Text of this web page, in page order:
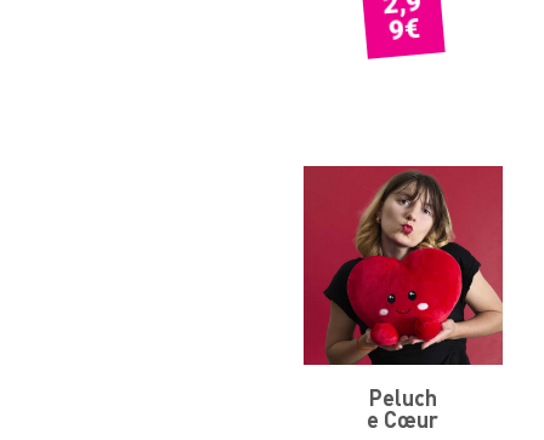
9€
Peluch
e Cœur